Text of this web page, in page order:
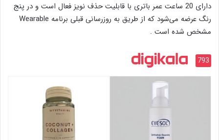
دارای 20 ساعت عمر باتری با قابلیت حذف نویز فعال است و در پنج
رنگ عرضه می‌شود که از طریق به روزرسانی قبلی برنامه Wearable
مشخص شده است .
793